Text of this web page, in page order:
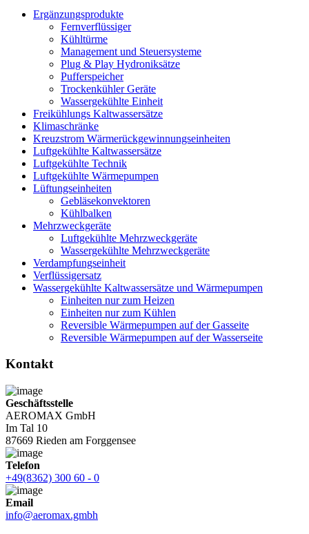
Ergänzungsprodukte
Fernverflüssiger
Kühltürme
Management und Steuersysteme
Plug & Play Hydroniksätze
Pufferspeicher
Trockenkühler Geräte
Wassergekühlte Einheit
Freikühlungs Kaltwassersätze
Klimaschränke
Kreuzstrom Wärmerückgewinnungseinheiten
Luftgekühlte Kaltwassersätze
Luftgekühlte Technik
Luftgekühlte Wärmepumpen
Lüftungseinheiten
Gebläsekonvektoren
Kühlbalken
Mehrzweckgeräte
Luftgekühlte Mehrzweckgeräte
Wassergekühlte Mehrzweckgeräte
Verdampfungseinheit
Verflüssigersatz
Wassergekühlte Kaltwassersätze und Wärmepumpen
Einheiten nur zum Heizen
Einheiten nur zum Kühlen
Reversible Wärmepumpen auf der Gasseite
Reversible Wärmepumpen auf der Wasserseite
Kontakt
Geschäftsstelle
AEROMAX GmbH
Im Tal 10
87669 Rieden am Forggensee
Telefon
+49(8362) 300 60 - 0
Email
info@aeromax.gmbh